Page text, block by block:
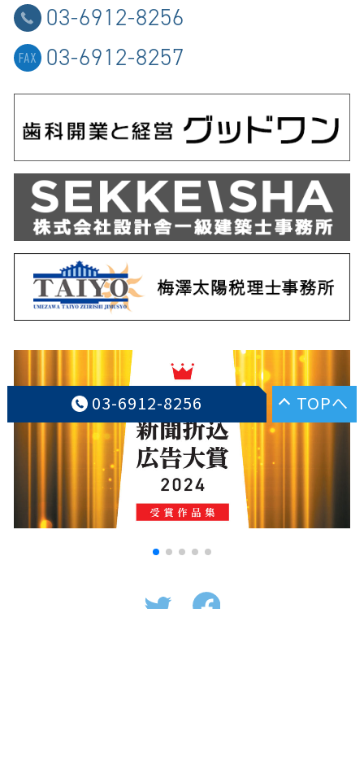
歯科内覧会・歯科開業のアルファージール、開業後の歯科経営・
03-6912-8256
03-6912-8257
03-6912-8256 TOPへ